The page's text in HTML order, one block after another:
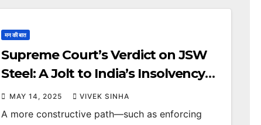
मन की बात
Supreme Court’s Verdict on JSW
Steel: A Jolt to India’s Insolvency
Framework
MAY 14, 2025 VIVEK SINHA
A more constructive path—such as enforcing